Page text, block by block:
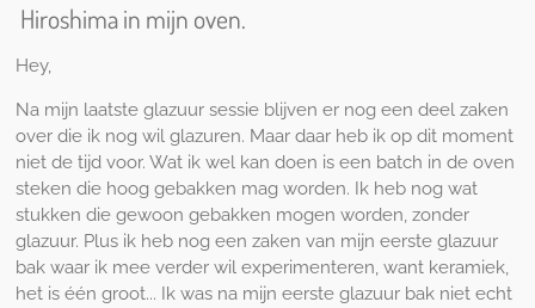
Hiroshima in mijn oven.
Hey,
Na mijn laatste glazuur sessie blijven er nog een deel zaken
over die ik nog wil glazuren. Maar daar heb ik op dit moment
niet de tijd voor. Wat ik wel kan doen is een batch in de oven
steken die hoog gebakken mag worden. Ik heb nog wat
stukken die gewoon gebakken mogen worden, zonder
glazuur. Plus ik heb nog een zaken van mijn eerste glazuur
bak waar ik mee verder wil experimenteren, want keramiek,
het is één groot... Ik was na mijn eerste glazuur bak niet echt